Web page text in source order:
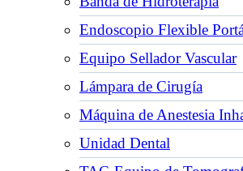
Endoscopio Flexible
Equipo Sellador Vascular
Lámpara de Cirugía
Máquina de Anestesia
Unidad Dental